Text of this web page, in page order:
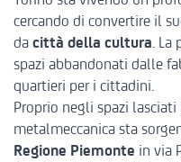
cercando di convertire il
da città della cultura. La
spazi abbandonati dalle
quartieri per i cittadini.
Proprio negli spazi
metalmeccanica sta
Regione Piemonte in via